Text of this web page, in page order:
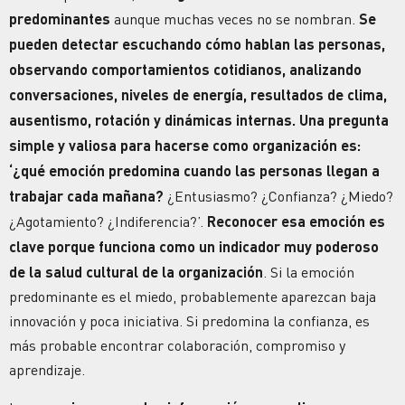
predominantes aunque muchas veces no se nombran. Se
pueden detectar escuchando cómo hablan las personas,
observando comportamientos cotidianos, analizando
conversaciones, niveles de energía, resultados de clima,
ausentismo, rotación y dinámicas internas. Una pregunta
simple y valiosa para hacerse como organización es:
‘¿qué emoción predomina cuando las personas llegan a
trabajar cada mañana? ¿Entusiasmo? ¿ Confianza? ¿Miedo?
¿Agotamiento? ¿Indiferencia?’. Reconocer esa emoción es
clave porque funciona como un indicador muy poderoso
de la salud cultural de la organización . Si la emoción
predominante es el miedo, probablemente aparezcan baja
innovación y poca iniciativa. Si predomina la confianza , es
más probable encontrar colaboración, compromiso y
aprendizaje.